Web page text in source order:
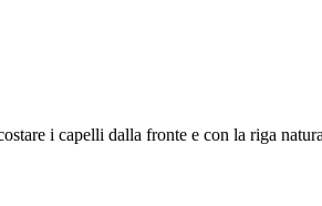
i capelli dalla fronte e con la riga